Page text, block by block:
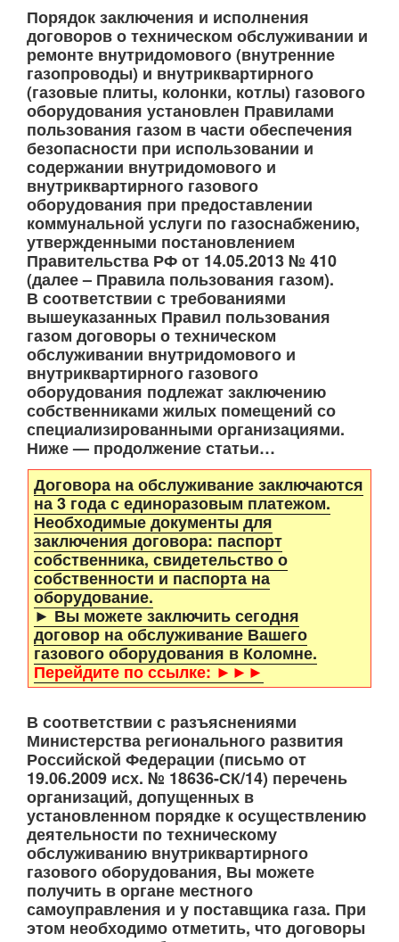
Порядок заключения и исполнения
договоров о техническом обслуживании и
ремонте внутридомового (внутренние
газопроводы) и внутриквартирного
(газовые плиты, колонки, котлы) газового
оборудования установлен Правилами
пользования газом в части обеспечения
безопасности при использовании и
содержании внутридомового и
внутриквартирного газового
оборудования при предоставлении
коммунальной услуги по газоснабжению,
утвержденными постановлением
Правительства РФ от 14.05.2013 № 410
(далее – Правила пользования газом).
В соответствии с требованиями
вышеуказанных Правил пользования
газом договоры о техническом
обслуживании внутридомового и
внутриквартирного газового
оборудования подлежат заключению
собственниками жилых помещений со
специализированными организациями.
Ниже — продолжение статьи…
Договора на обслуживание заключаются
на 3 года с единоразовым платежом.
Необходимые документы для
заключения договора: паспорт
собственника, свидетельство о
собственности и паспорта на
оборудование.
► Вы можете заключить сегодня
договор на обслуживание Вашего
газового оборудования в Коломне.
Перейдите по ссылке: ►►►
В соответствии с разъяснениями
Министерства регионального развития
Российской Федерации (письмо от
19.06.2009 исх. № 18636-СК/14) перечень
организаций, допущенных в
установленном порядке к осуществлению
деятельности по техническому
обслуживанию внутриквартирного
газового оборудования, Вы можете
получить в органе местного
самоуправления и у поставщика газа. При
этом необходимо отметить, что договоры